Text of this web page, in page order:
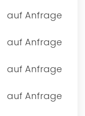
auf Anfrage
auf Anfrage
auf Anfrage
auf Anfrage